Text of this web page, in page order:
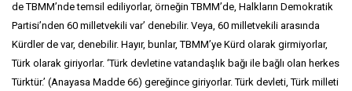
de TBMM’nde temsil ediliyorlar, örneğin TBMM’de, Halkların Demokratik
Partisi’nden 60 milletvekili var’ denebilir. Veya, 60 milletvekili arasında
Kürdler de var, denebilir. Hayır, bunlar, TBMM’ye Kürd olarak girmiyorlar,
Türk olarak giriyorlar. ‘Türk devletine vatandaşlık bağı ile bağlı olan herkes
Türktür.’ (Anayasa Madde 66) gereğince giriyorlar. Türk devleti, Türk milleti